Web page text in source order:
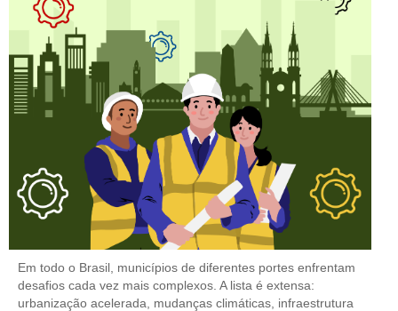
NÚCLEO DA MULHER ENGENHEIRA
TRANSPARÊNCIA
JURÍDICO
CONSULTORIA
ACORDOS, CONVENÇÕES E DISSÍDIOS
CONTRIBUIÇÕES
CONTRIBUIÇÃO ASSOCIATIVA OU ANUIDADE DE SÓCIO
Em todo o Brasil, municípios de diferentes portes enfrentam
desafios cada vez mais complexos. A lista é extensa:
urbanização acelerada, mudanças climáticas, infraestrutura